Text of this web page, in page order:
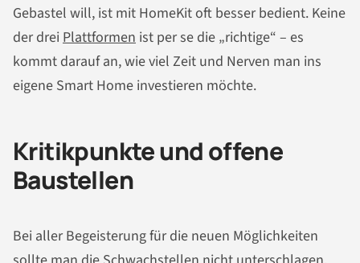
Gebastel will, ist mit HomeKit oft besser bedient. Keine
der drei Plattformen ist per se die „richtige“ – es
kommt darauf an, wie viel Zeit und Nerven man ins
eigene Smart Home investieren möchte.
Kritikpunkte und offene
Baustellen
Bei aller Begeisterung für die neuen Möglichkeiten